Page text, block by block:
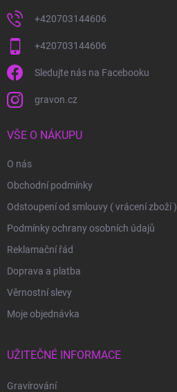
+420703144606
+420703144606
Sledujte nás na Facebooku
gravon.cz
VŠE O NÁKUPU
O nás
Obchodní podmínky
Odstoupení od smlouvy ( vrácení zboží )
Podmínky ochrany osobních údajů
Reklamační řád
Doprava a platba
Věrnostní slevy
Moje objednávka
UŽITEČNÉ INFORMACE
Gravírování